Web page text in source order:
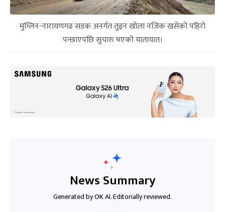
मुग्लिन-नारायणगढ सडक अनर्गत तुइन खोला नजिक खसेको पहिरो
पन्छाएपछि सुचारु भएको यातायात।
News Summary
Generated by OK AI. Editorially reviewed.